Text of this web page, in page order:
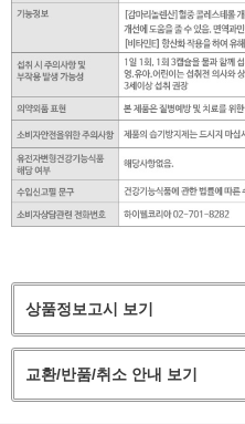
상품정보고시 보기
교환/반품/취소 안내 보기